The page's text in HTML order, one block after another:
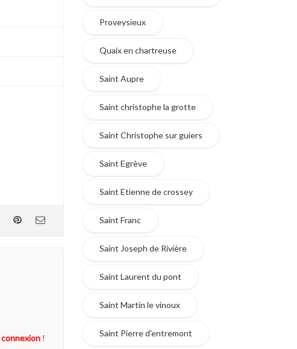
connexion !
Proveysieux
Quaix en chartreuse
Saint Aupre
Saint christophe la grotte
Saint Christophe sur guiers
Saint Egrève
Saint Etienne de crossey
Saint Franc
Saint Joseph de Rivière
Saint Laurent du pont
Saint Martin le vinoux
Saint Pierre d'entremont